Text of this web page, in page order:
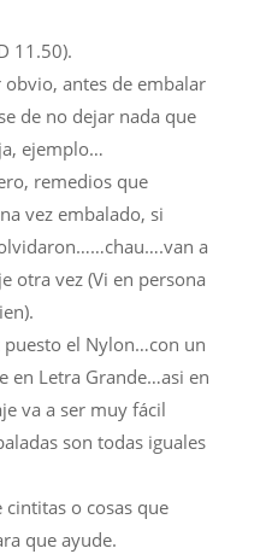
11.50).
antes de embalar
de no dejar nada que
ejemplo…
remedios que
vez embalado, si
a
otra vez (Vi en persona
puesto el Nylon…con un
en Letra Grande…asi en
va a ser muy fácil
son todas iguales
o cosas que
que ayude.